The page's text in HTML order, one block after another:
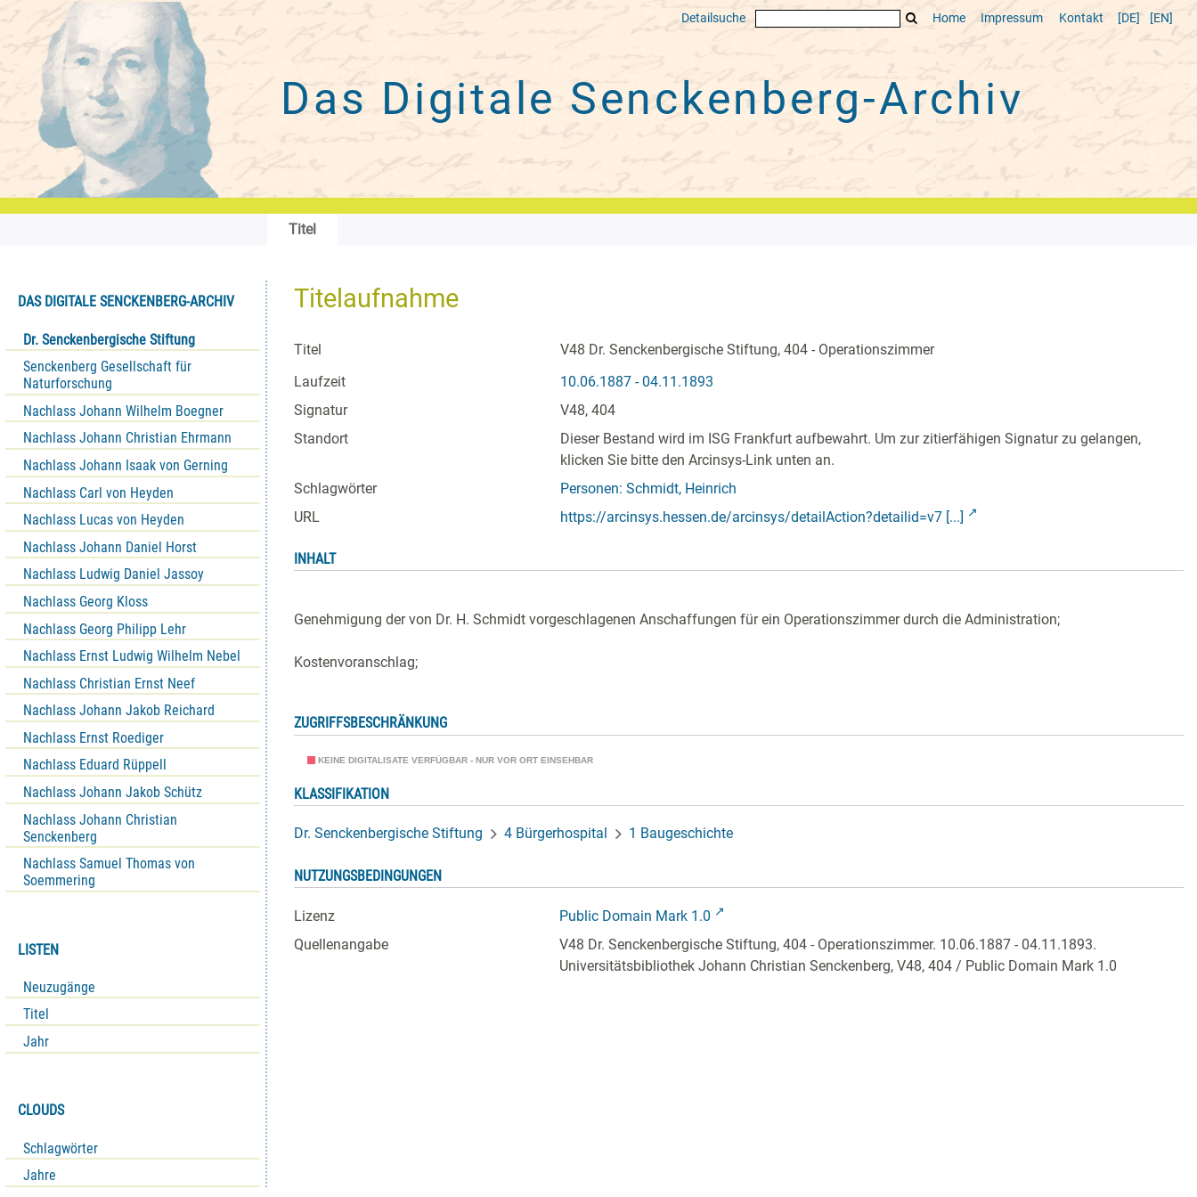
Detailsuche Home Impressum Kontakt [DE] [EN]
Das Digitale Senckenberg-Archiv
Titel
DAS DIGITALE SENCKENBERG-ARCHIV
Dr. Senckenbergische Stiftung
Senckenberg Gesellschaft für
Naturforschung
Nachlass Johann Wilhelm Boegner
Nachlass Johann Christian Ehrmann
Nachlass Johann Isaak von Gerning
Nachlass Carl von Heyden
Nachlass Lucas von Heyden
Nachlass Johann Daniel Horst
Nachlass Ludwig Daniel Jassoy
Nachlass Georg Kloss
Nachlass Georg Philipp Lehr
Nachlass Ernst Ludwig Wilhelm Nebel
Nachlass Christian Ernst Neef
Nachlass Johann Jakob Reichard
Nachlass Ernst Roediger
Nachlass Eduard Rüppell
Nachlass Johann Jakob Schütz
Nachlass Johann Christian
Senckenberg
Nachlass Samuel Thomas von
Soemmering
LISTEN
Neuzugänge
Titel
Jahr
CLOUDS
Schlagwörter
Jahre
Titelaufnahme
Titel
V48 Dr. Senckenbergische Stiftung, 404 - Operationszimmer
Laufzeit
10.06.1887 - 04.11.1893
Signatur
V48, 404
Standort
Dieser Bestand wird im ISG Frankfurt aufbewahrt. Um zur zitierfähigen Signatur zu gelangen,
klicken Sie bitte den Arcinsys-Link unten an.
Schlagwörter
Personen: Schmidt, Heinrich
URL
https://arcinsys.hessen.de/arcinsys/detailAction?detailid=v7 [...]
INHALT
Genehmigung der von Dr. H. Schmidt vorgeschlagenen Anschaffungen für ein Operationszimmer durch die Administration;
Kostenvoranschlag;
ZUGRIFFSBESCHRÄNKUNG
KEINE DIGITALISATE VERFÜGBAR - NUR VOR ORT EINSEHBAR
KLASSIFIKATION
Dr. Senckenbergische Stiftung 4 Bürgerhospital 1 Baugeschichte
NUTZUNGSBEDINGUNGEN
Lizenz
Public Domain Mark 1.0
Quellenangabe
V48 Dr. Senckenbergische Stiftung, 404 - Operationszimmer. 10.06.1887 - 04.11.1893.
Universitätsbibliothek Johann Christian Senckenberg, V48, 404 / Public Domain Mark 1.0